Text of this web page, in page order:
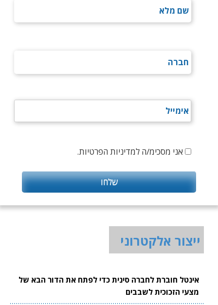
אני מסכימ/ה למדיניות הפרטיות.
ייצור אלקטרוני
אינטל חוברת לחברה סינית כדי לפתח את הדור הבא של
מצעי הזכוכית לשבבים